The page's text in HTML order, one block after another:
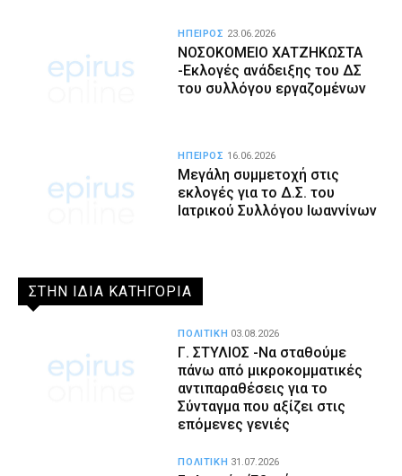
ΝΟΣΟΚΟΜΕΙΟ ΧΑΤΖΗΚΩΣΤΑ
-Εκλογές ανάδειξης του ΔΣ
του συλλόγου εργαζομένων
ΗΠΕΙΡΟΣ 23.06.2026
Μεγάλη συμμετοχή στις
εκλογές για το Δ.Σ. του
Ιατρικού Συλλόγου Ιωαννίνων
ΗΠΕΙΡΟΣ 16.06.2026
ΣΤΗΝ ΙΔΙΑ ΚΑΤΗΓΟΡΙΑ
Γ. ΣΤΥΛΙΟΣ -Να σταθούμε
πάνω από μικροκομματικές
αντιπαραθέσεις για το
Σύνταγμα που αξίζει στις
επόμενες γενιές
ΠΟΛΙΤΙΚΗ 03.08.2026
ΠΟΛΙΤΙΚΗ 31.07.2026